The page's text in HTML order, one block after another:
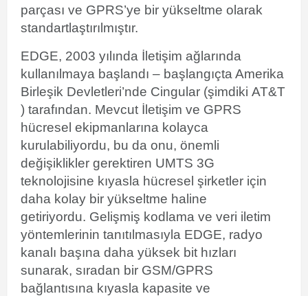
parçası ve GPRS’ye bir yükseltme olarak
standartlaştırılmıştır.
EDGE, 2003 yılında İletişim ağlarında
kullanılmaya başlandı – başlangıçta Amerika
Birleşik Devletleri’nde Cingular (şimdiki AT&T
) tarafından. Mevcut İletişim ve GPRS
hücresel ekipmanlarına kolayca
kurulabiliyordu, bu da onu, önemli
değişiklikler gerektiren UMTS 3G
teknolojisine kıyasla hücresel şirketler için
daha kolay bir yükseltme haline
getiriyordu. Gelişmiş kodlama ve veri iletim
yöntemlerinin tanıtılmasıyla EDGE, radyo
kanalı başına daha yüksek bit hızları
sunarak, sıradan bir GSM/GPRS
bağlantısına kıyasla kapasite ve